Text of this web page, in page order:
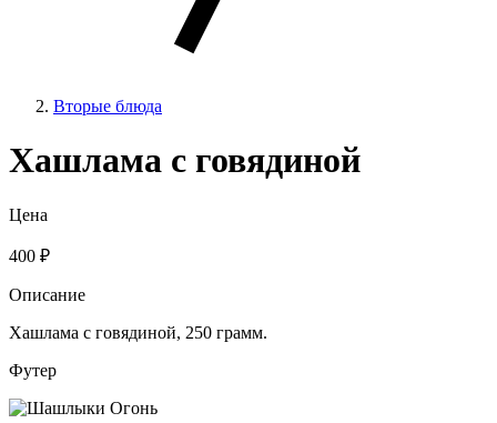
Вторые блюда
Хашлама с говядиной
Цена
400 ₽
Описание
Хашлама с говядиной, 250 грамм.
Футер